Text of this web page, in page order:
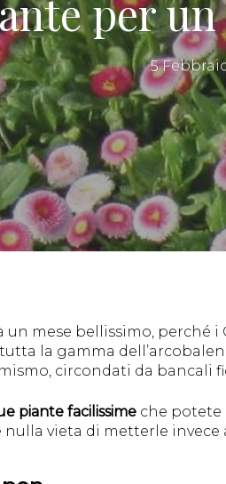
per
5
un mese bellissimo,
la gamma
circondati da bancali
piante facilissime che potete
nulla vieta di metterle